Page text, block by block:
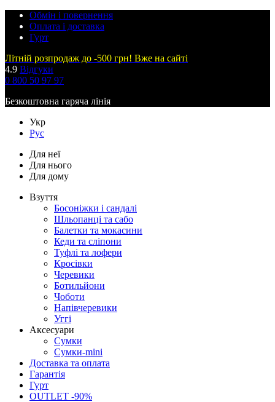
Обмін і повернення
Оплата і доставка
Гурт
Літній розпродаж до -500 грн! Вже на сайті
4.9 Відгуки
0 800 50 97 97
Безкоштовна гаряча лінія
Укр
Рус
Для неї
Для нього
Для дому
Взуття
Босоніжки і сандалі
Шльопанці та сабо
Балетки та мокасини
Кеди та сліпони
Туфлі та лофери
Кросівки
Черевики
Ботильйони
Чоботи
Напівчеревики
Уггі
Аксесуари
Сумки
Сумки-mini
Доставка та оплата
Гарантія
Гурт
OUTLET -90%